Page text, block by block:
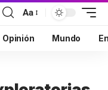
Aa
Opinión Mundo